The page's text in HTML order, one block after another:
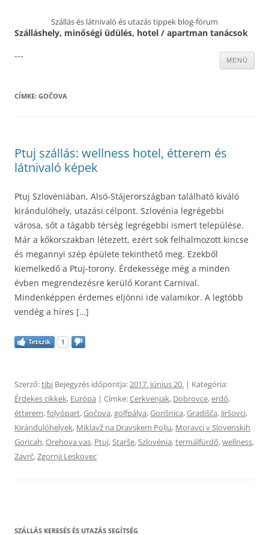
Szállás és látnivaló és utazás tippek blog-fórum
Szálláshely, minőségi üdülés, hotel / apartman tanácsok
MENÜ
---
CÍMKE: GOČOVA
Ptuj szállás: wellness hotel, étterem és
látnivaló képek
Ptuj Szlovéniában, Alsó-Stájerországban található kiváló
kirándulóhely, utazási célpont. Szlovénia legrégebbi
városa, sőt a tágabb térség legrégebbi ismert települése.
Már a kőkorszakban létezett, ezért sok felhalmozott kincse
és megannyi szép épülete tekinthető meg. Ezekből
kiemelkedő a Ptuj-torony. Érdekessége még a minden
évben megrendezésre kerülő Korant Carnival.
Mindenképpen érdemes eljönni ide valamikor. A legtöbb
vendég a híres […]
Tetszik 1
Szerző:tibi Bejegyzés időpontja:2017. június 20. | Kategória:
Érdekes cikkek, Európa | Címke:Cerkvenjak, Dobrovce,erdő,
étterem,folyópart,Gočova,golfpálya,Gorišnica,Gradišča, Jiršovci,
Kirándulóhelyek, Miklavž na Dravskem Polju, Moravci v Slovenskih
Goricah,Orehova vas, Ptuj,Starše,Szlovénia,termálfürdő,wellness,
Zavrč,Zgornji Leskovec
SZÁLLÁS KERESÉS ÉS UTAZÁS SEGÍTSÉG